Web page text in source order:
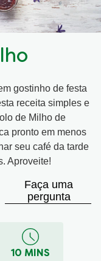
gostinho de festa
receita simples e
de Milho de
pronto em menos
seu café da tarde
Aproveite!
Faça uma
pergunta
10 MINS